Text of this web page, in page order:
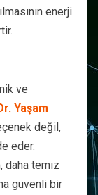
enerji
ve
Yaşam
değil,
eder.
daha temiz
güvenli bir